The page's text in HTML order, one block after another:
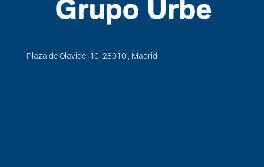
Plaza de Olavide, 10, 28010 , Madrid